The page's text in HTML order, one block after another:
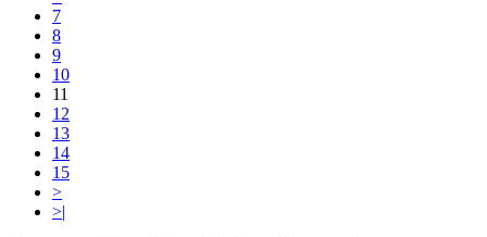
7
8
9
10
11
12
13
14
15
>
>|